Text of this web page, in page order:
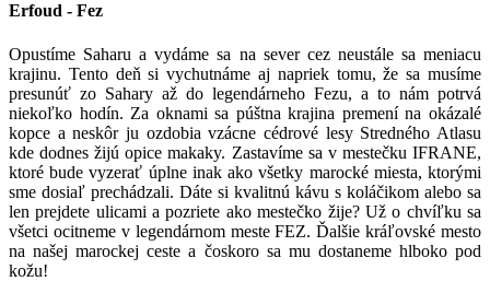
Erfoud - Fez
Opustíme Saharu a vydáme sa na sever cez neustále sa meniacu
krajinu. Tento deň si vychutnáme aj napriek tomu, že sa musíme
presunúť zo Sahary až do legendárneho Fezu, a to nám potrvá
niekoľko hodín. Za oknami sa púštna krajina premení na okázalé
kopce a neskôr ju ozdobia vzácne cédrové lesy Stredného Atlasu
kde dodnes žijú opice makaky. Zastavíme sa v mestečku IFRANE,
ktoré bude vyzerať úplne inak ako všetky marocké miesta, ktorými
sme dosiaľ prechádzali. Dáte si kvalitnú kávu s koláčikom alebo sa
len prejdete ulicami a pozriete ako mestečko žije? Už o chvíľku sa
všetci ocitneme v legendárnom meste FEZ. Ďalšie kráľovské mesto
na našej marockej ceste a čoskoro sa mu dostaneme hlboko pod
kožu!